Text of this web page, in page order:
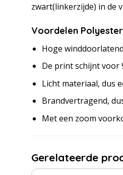
zwart(linkerzijde) in de
Voordelen
Hoge
De print schijnt voor
Licht materiaal, dus
Brandvertragend,
Met een zoom
Gerelateerde